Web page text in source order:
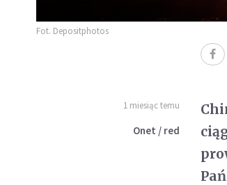
Fot. Depositphotos
1 miesiąc temu
Onet / red